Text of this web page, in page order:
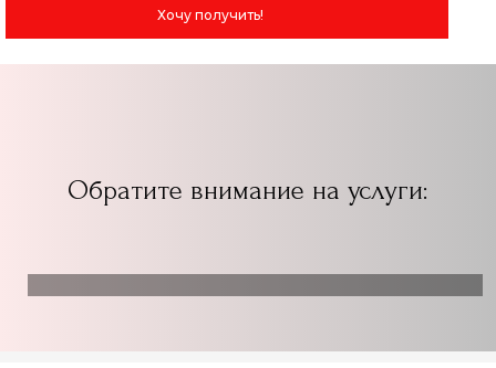
Хочу получить!
Обратите внимание на услуги: